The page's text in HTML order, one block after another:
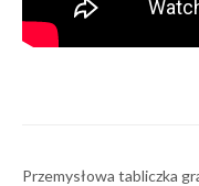
Przemysłowa tabliczka